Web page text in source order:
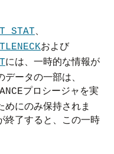
および
には、一時的な情報が
ータの一部は、
プロシージャを実
にのみ保持されま
終了すると、この一時